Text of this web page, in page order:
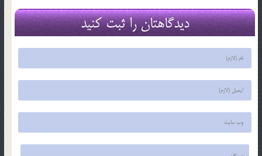
دیدگاهتان را ثبت کنید